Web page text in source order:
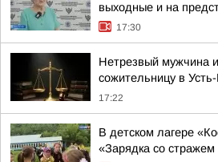
выходные и на
17:30
Нетрезвый мужчина
сожительницу в
17:22
В детском лагере
«Зарядка со стражем